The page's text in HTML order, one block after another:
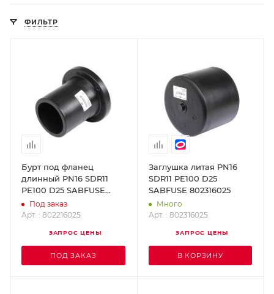
ФИЛЬТР
Бурт под фланец
длинный PN16 SDR11
PE100 D25 SABFUSE
802216025
Под заказ
Арт. : 802216025
ЗАПРОС ЦЕНЫ
ПОД ЗАКАЗ
Заглушка литая PN16
SDR11 PE100 D25
SABFUSE 802316025
Много
Арт. : 802316025
ЗАПРОС ЦЕНЫ
В КОРЗИНУ